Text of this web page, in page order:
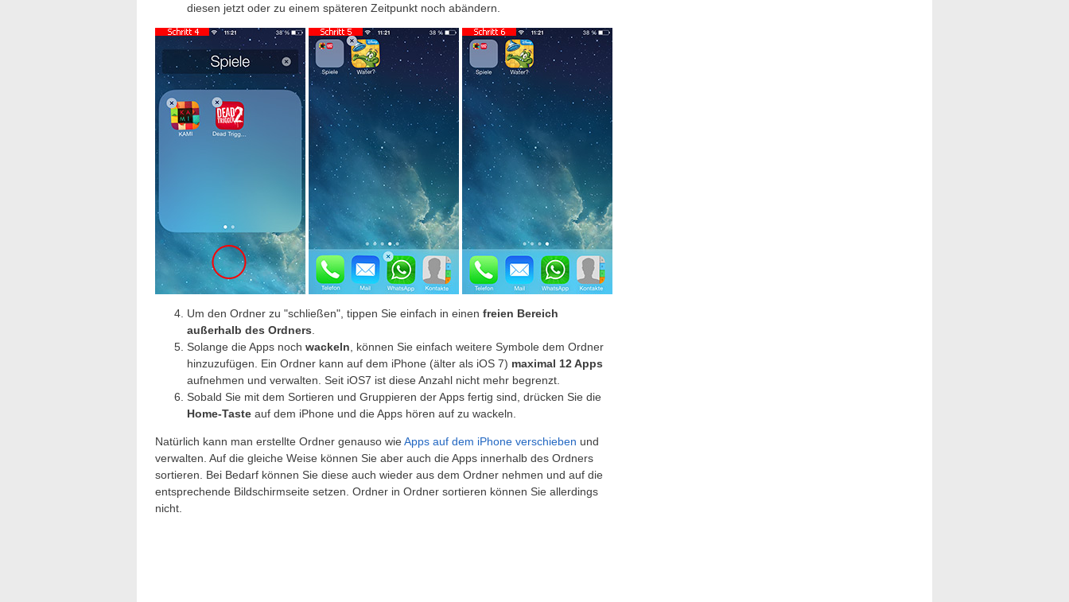
diesen jetzt oder zu einem späteren Zeitpunkt noch abändern.
Um den Ordner zu "schließen", tippen Sie einfach in einen freien Bereich
außerhalb des Ordners
Solange die Apps noch wackeln , können Sie einfach weitere Symbole dem Ordner
hinzuzufügen. Ein Ordner kann auf dem iPhone (älter als iOS 7) maximal 12 Apps
aufnehmen und verwalten. Seit iOS7 ist diese Anzahl nicht mehr begrenzt.
Sobald Sie mit dem Sortieren und Gruppieren der Apps fertig sind, drücken Sie die
Home-Taste auf dem iPhone und die Apps hören auf zu wackeln.
Natürlich kann man erstellte Ordner genauso wieApps auf dem iPhone verschieben und
verwalten. Auf die gleiche Weise können Sie aber auch die Apps innerhalb des Ordners
sortieren. Bei Bedarf können Sie diese auch wieder aus dem Ordner nehmen und auf die
entsprechende Bildschirmseite setzen. Ordner in Ordner sortieren können Sie allerdings
nicht.